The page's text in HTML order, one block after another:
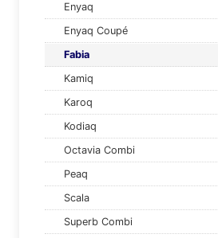
Enyaq
Enyaq Coupé
Fabia
Kamiq
Karoq
Kodiaq
Octavia Combi
Peaq
Scala
Superb Combi